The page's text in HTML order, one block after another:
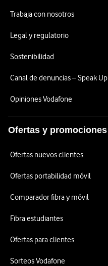
Trabaja con nosotros
Legal y regulatorio
Sostenibilidad
Canal de denuncias – Speak Up
Opiniones Vodafone
Ofertas y promociones
Ofertas nuevos clientes
Ofertas portabilidad móvil
Comparador fibra y móvil
Fibra estudiantes
Ofertas para clientes
Sorteos Vodafone